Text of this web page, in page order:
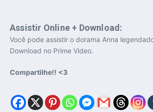
Assistir Online + Download:
Você pode assistir o dorama Anna
Download no Prime Video.
Compartilhe!! <3